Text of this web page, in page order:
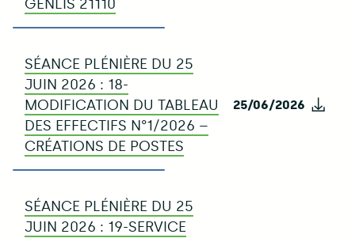
GENLIS 21110
SÉANCE PLÉNIÈRE DU 25
JUIN 2026 : 18-
MODIFICATION DU TABLEAU
DES EFFECTIFS N°1/2026 –
CRÉATIONS DE POSTES
25/06/2026
SÉANCE PLÉNIÈRE DU 25
JUIN 2026 : 19-SERVICE